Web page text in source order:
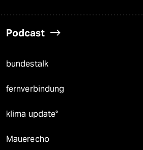
Podcast
bundestalk
fernverbindung
klima update°
Mauerecho